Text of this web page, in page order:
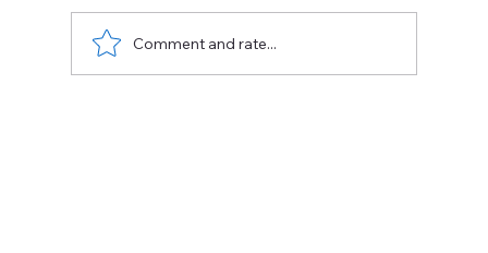
Comment and rate...